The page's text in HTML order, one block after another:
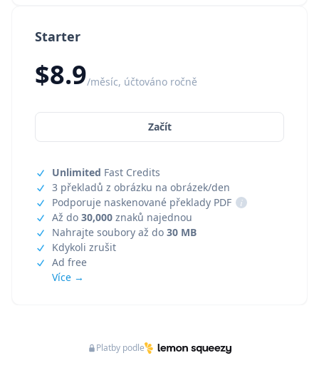
Starter
$8.9/měsíc, účtováno ročně
Začít
Unlimited Fast Credits
3 překladů z obrázku na obrázek/den
Podporuje naskenované překlady PDF
i
Až do 30,000 znaků najednou
Nahrajte soubory až do 30 MB
Kdykoli zrušit
Ad free
Více →
Platby podle